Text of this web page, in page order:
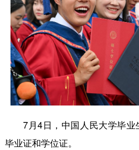
7月4日，中国人民大学毕业
毕业证和学位证。